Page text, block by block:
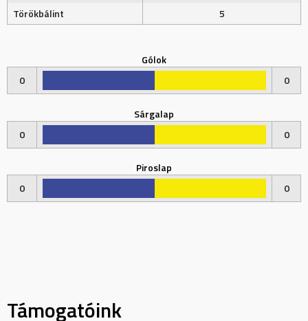
Törökbálint
5
Gólok
0
0
Sárgalap
0
0
Piroslap
0
0
Támogatóink